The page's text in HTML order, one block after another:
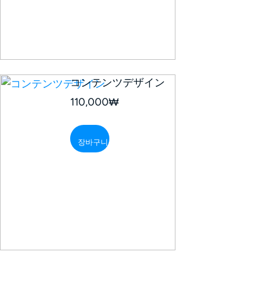
コンテンツデザイン
110,000₩
장바구니